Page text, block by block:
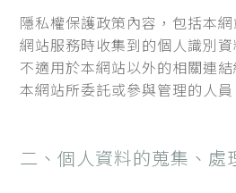
隱私權保護政策內容，包括本
網站服務時收集到的個人識別
不適用於本網站以外的相關連
本網站所委託或參與管理的人員
二、個人資料的蒐集、處